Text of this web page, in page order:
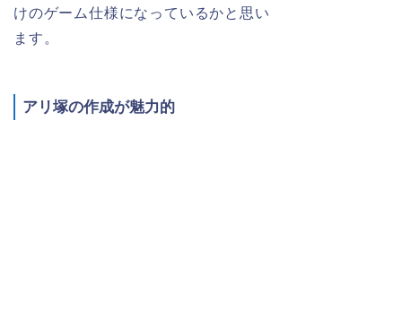
けのゲーム仕様になっているかと思い
ます。
アリ塚の作成が魅力的